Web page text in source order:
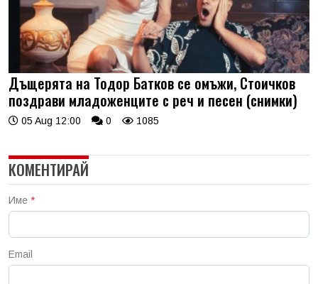
Дъщерята на Тодор Батков се омъжи, Стоичков
поздрави младоженците с реч и песен (снимки)
05 Aug 12:00 0 1085
КОМЕНТИРАЙ
Име *
Email